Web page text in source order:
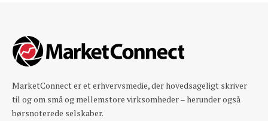
MarketConnect er et erhvervsmedie, der hovedsageligt skriver
til og om små og mellemstore virksomheder – herunder også
børsnoterede selskaber.